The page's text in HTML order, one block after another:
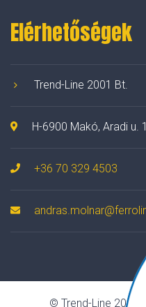
Elérhetőségek
Trend-Line 2001 Bt.
H-6900 Makó, Aradi u.
+36 70 329 4503
© Trend-Line 2001